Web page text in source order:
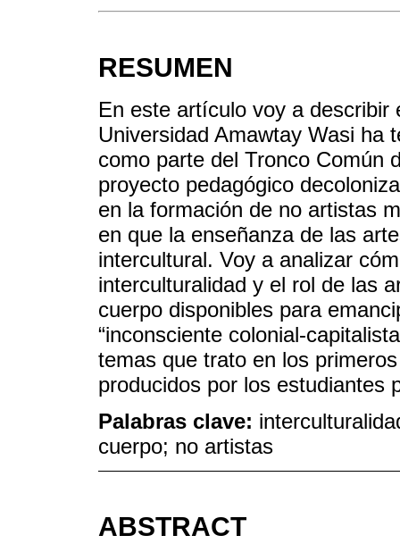
RESUMEN
En este artículo voy a
Universidad Amawtay Wasi ha
como parte del Tronco Común
proyecto pedagógico
en la formación de no artistas
en que la enseñanza de las
intercultural. Voy a analizar
interculturalidad y el rol de las
cuerpo disponibles para
“inconsciente colonial-
temas que trato en los
producidos por los estudiantes
Palabras clave:
cuerpo; no artistas
ABSTRACT